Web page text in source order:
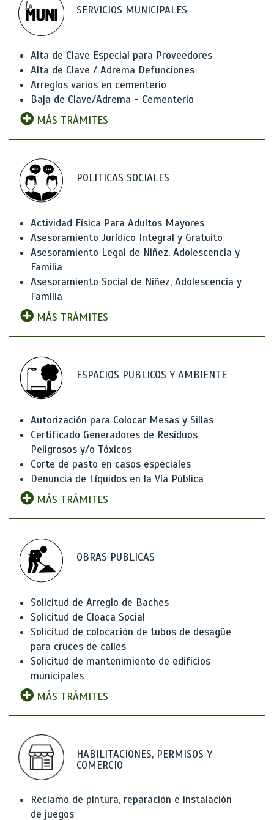
SERVICIOS MUNICIPALES
Alta de Clave Especial para Proveedores
Alta de Clave / Adrema Defunciones
Arreglos varios en cementerio
Baja de Clave/Adrema - Cementerio
MÁS TRÁMITES
POLITICAS SOCIALES
Actividad Física Para Adultos Mayores
Asesoramiento Jurídico Integral y Gratuito
Asesoramiento Legal de Niñez, Adolescencia y
Familia
Asesoramiento Social de Niñez, Adolescencia y
Familia
MÁS TRÁMITES
ESPACIOS PUBLICOS Y AMBIENTE
Autorización para Colocar Mesas y Sillas
Certificado Generadores de Residuos
Peligrosos y/o Tóxicos
Corte de pasto en casos especiales
Denuncia de Líquidos en la Vía Pública
MÁS TRÁMITES
OBRAS PUBLICAS
Solicitud de Arreglo de Baches
Solicitud de Cloaca Social
Solicitud de colocación de tubos de desagüe
para cruces de calles
Solicitud de mantenimiento de edificios
municipales
MÁS TRÁMITES
HABILITACIONES, PERMISOS Y
COMERCIO
Reclamo de pintura, reparación e instalación
de juegos